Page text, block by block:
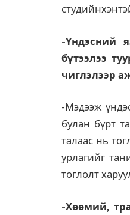
-Үндэсний
бүтээлээ
чиглэлээр
-Мэдээж
булан бүрт
талаас нь
урлагийг
тоглолт
-Хөөмий,